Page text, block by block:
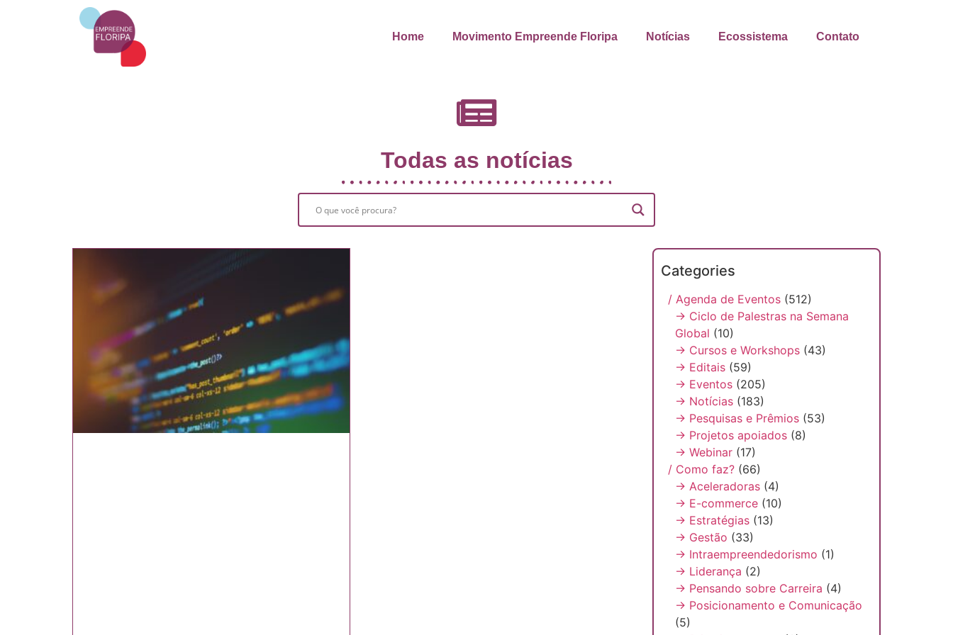
Home Movimento Empreende Floripa Notícias Ecossistema Contato
Todas as notícias
Categories
/ Agenda de Eventos (512)
→ Ciclo de Palestras na Semana
Global (10)
→ Cursos e Workshops (43)
→ Editais (59)
→ Eventos (205)
→ Notícias (183)
→ Pesquisas e Prêmios (53)
→ Projetos apoiados (8)
→ Webinar (17)
/ Como faz? (66)
→ Aceleradoras (4)
→ E-commerce (10)
→ Estratégias (13)
→ Gestão (33)
→ Intraempreendedorismo (1)
→ Liderança (2)
→ Pensando sobre Carreira (4)
→ Posicionamento e Comunicação
(5)